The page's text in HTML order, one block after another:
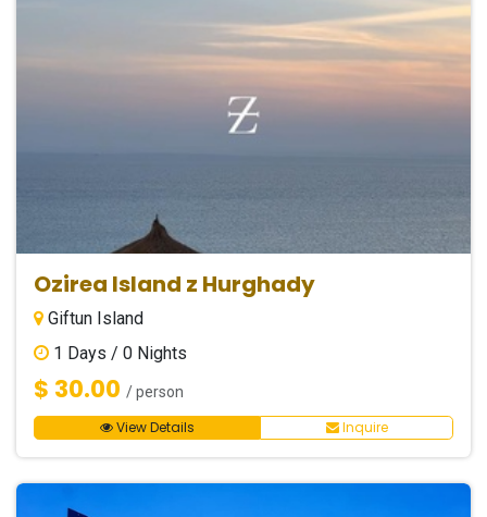
Ozirea Island z Hurghady
Giftun Island
1 Days / 0 Nights
$ 30.00 / person
View Details Inquire